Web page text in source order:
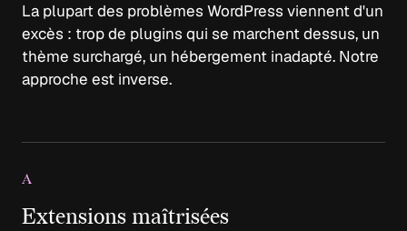
La plupart des problèmes WordPress viennent d'un
excès : trop de plugins qui se marchent dessus, un
thème surchargé, un hébergement inadapté. Notre
approche est inverse.
A
Extensions maîtrisées